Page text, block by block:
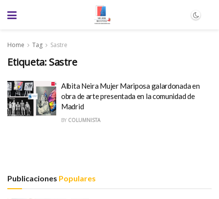
Home Tag Sastre
Etiqueta: Sastre
Albita Neira Mujer Mariposa galardonada en
obra de arte presentada en la comunidad de
Madrid
BY COLUMNISTA
Publicaciones Populares